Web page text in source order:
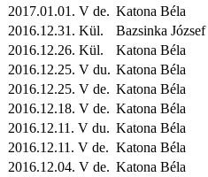
2017.01.01. V de. Katona Béla
2016.12.31. Kül. Bazsinka József
2016.12.26. Kül. Katona Béla
2016.12.25. V du. Katona Béla
2016.12.25. V de. Katona Béla
2016.12.18. V de. Katona Béla
2016.12.11. V du. Katona Béla
2016.12.11. V de. Katona Béla
2016.12.04. V de. Katona Béla